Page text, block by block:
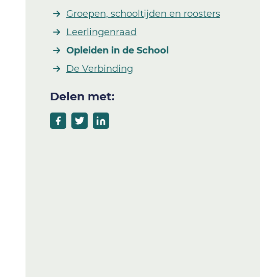
Groepen, schooltijden en roosters
Leerlingenraad
Opleiden in de School
De Verbinding
Delen met: